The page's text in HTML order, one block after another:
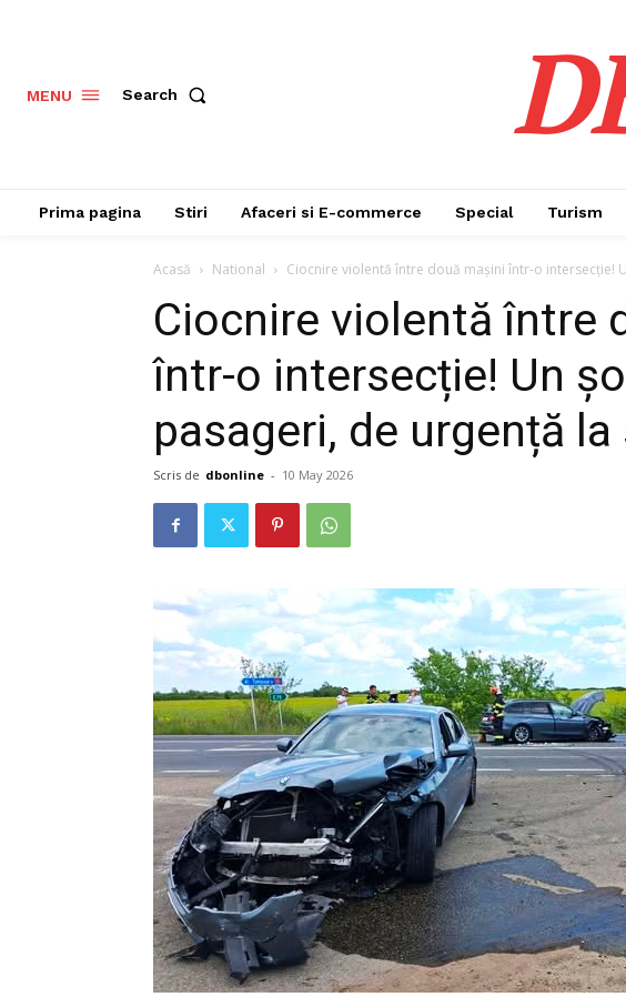
MENU Search
Prima pagina Stiri Afaceri si E-commerce Special Turism
Acasă National Ciocnire violentă între două mașini într-o intersecție!
Ciocnire violentă între
într-o intersecție! Un
pasageri, de urgență la
Scris de dbonline - 10 May 2026